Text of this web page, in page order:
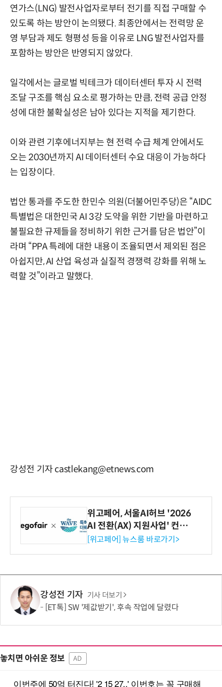
연가스(LNG) 발전사업자로부터 전기를 직접 구매할 수
있도록 하는 방안이 논의됐다. 최종안에서는 전력망 운
영 부담과 제도 형평성 등을 이유로 LNG 발전사업자를
포함하는 방안은 반영되지 않았다.
일각에서는 글로벌 빅테크가 데이터센터 투자 시 전력
조달 구조를 핵심 요소로 평가하는 만큼, 전력 공급 안정
성에 대한 불확실성은 남아 있다는 지적을 제기한다.
이와 관련 기후에너지부는 현 전력 수급 체계 안에서도
오는 2030년까지 AI 데이터센터 수요 대응이 가능하다
는 입장이다.
법안 통과를 주도한 한민수 의원(더불어민주당)은 “AIDC
특별법은 대한민국 AI 3강 도약을 위한 기반을 마련하고
불필요한 규제들을 정비하기 위한 근거를 담은 법안”이
라며 “PPA 특례에 대한 내용이 조율되면서 제외된 점은
아쉽지만, AI 산업 육성과 실질적 경쟁력 강화를 위해 노
력할 것”이라고 말했다.
강성전 기자 castlekang@etnews.com
위고페어, 서울AI허브 '2026
AI 전환(AX) 지원사업' 컨소
시엄 선정
[위고페어] 뉴스룸 바로가기>
강성전 기자 기사 더보기
[ET톡] SW '제값받기', 후속 작업에 달렸다
놓치면 아쉬운 정보 AD